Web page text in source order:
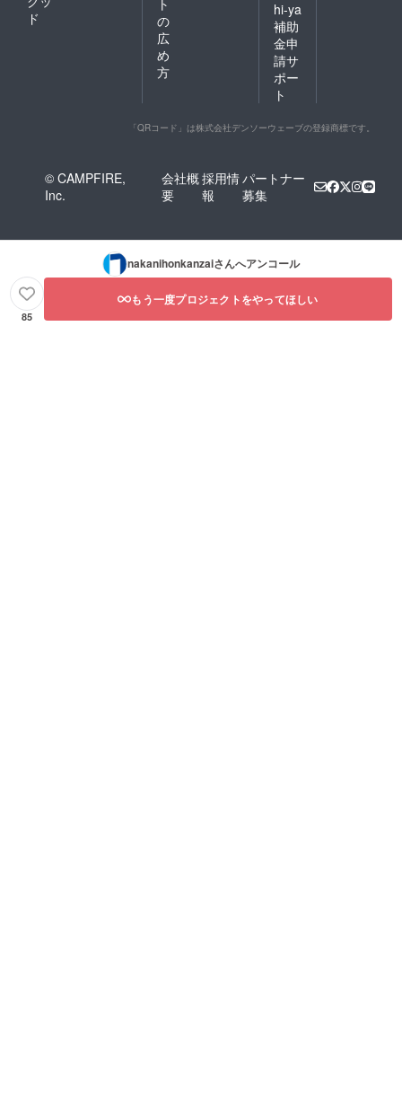
ド
の
広
め
方
hi-ya
補助
金申
請サ
ポー
ト
「QRコード」は株式会社デンソーウェーブの登録商標です。
© CAMPFIRE,
Inc.
会社概
要
採用情
報
パートナー
募集
nakanihonkanzaiさんへアンコール
85
もう一度プロジェクトをやってほしい